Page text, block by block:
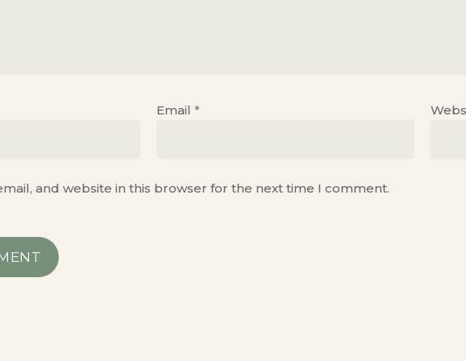
Email *
and website in this browser for the next time I comment.